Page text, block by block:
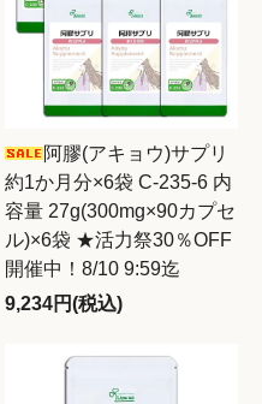
阿膠(アキョウ)サプリ
約1か月分×6袋 C-235-6 内
容量 27g(300mg×90カプセ
ル)×6袋 ★活力祭30％OFF
開催中！8/10 9:59迄
9,234円(税込)